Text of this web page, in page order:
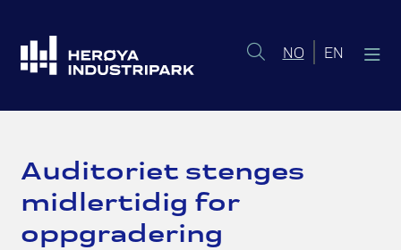
NONorsk bokmål
EN
Auditoriet stenges
midlertidig for
oppgradering